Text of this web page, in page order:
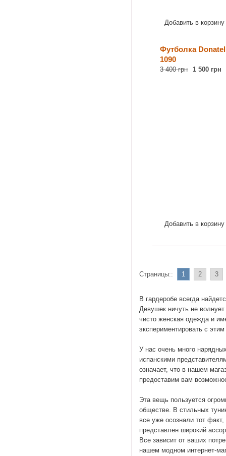
Добавить в корзину
Футболка
1090
3 400 грн 1 500 грн
Добавить в корзину
Страницы:: 1 2 3
В гардеробе всегда
Девушек ничуть не
чисто женская одежда и
экспериментировать с
У нас очень много
испанскими
означает, что в нашем
предоставим вам
Эта вещь пользуется
обществе. В стильных
все уже осознали тот
представлен широкий
Все зависит от ваших
нашем модном интернет-